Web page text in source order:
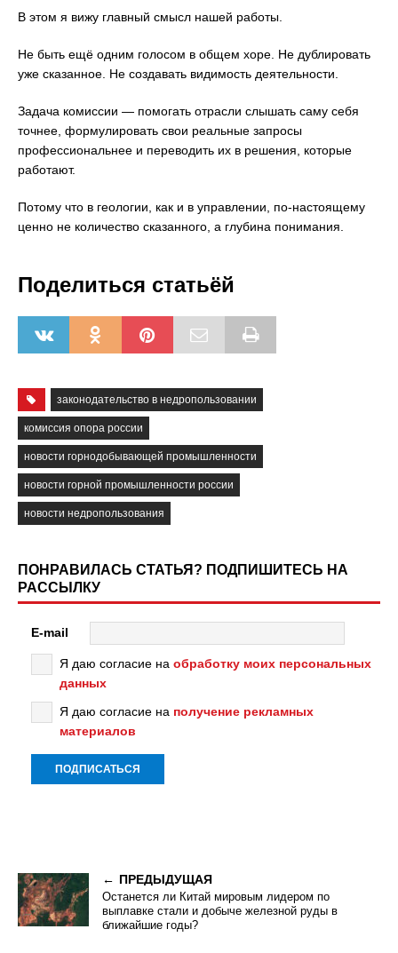
В этом я вижу главный смысл нашей работы.
Не быть ещё одним голосом в общем хоре. Не дублировать
уже сказанное. Не создавать видимость деятельности.
Задача комиссии — помогать отрасли слышать саму себя
точнее, формулировать свои реальные запросы
профессиональнее и переводить их в решения, которые
работают.
Потому что в геологии, как и в управлении, по-настоящему
ценно не количество сказанного, а глубина понимания.
Поделиться статьёй
законодательство в недропользовании
комиссия опора россии
новости горнодобывающей промышленности
новости горной промышленности россии
новости недропользования
ПОНРАВИЛАСЬ СТАТЬЯ? ПОДПИШИТЕСЬ НА
РАССЫЛКУ
E-mail
Я даю согласие на обработку моих персональных
данных
Я даю согласие на получение рекламных
материалов
ПРЕДЫДУЩАЯ
Останется ли Китай мировым лидером по
выплавке стали и добыче железной руды в
ближайшие годы?